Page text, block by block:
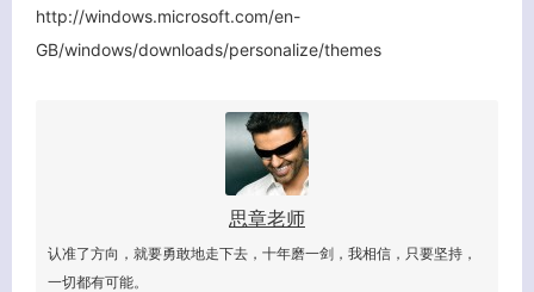
http://windows.microsoft.com/en-
GB/windows/downloads/personalize/themes
思章老师
认准了方向，就要勇敢地走下去，十年磨一剑，我相信，只要坚持，
一切都有可能。